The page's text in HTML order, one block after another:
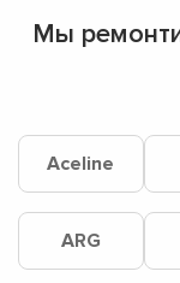
Мы
Aceline
ARG